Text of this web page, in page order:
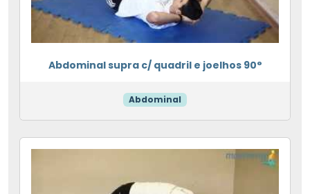
Abdominal supra c/ quadril e joelhos 90°
Abdominal